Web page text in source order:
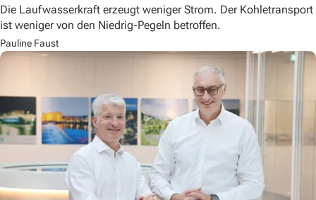
Die Laufwasserkraft erzeugt weniger Strom. Der Kohletransport
ist weniger von den Niedrig-Pegeln betroffen.
Pauline Faust